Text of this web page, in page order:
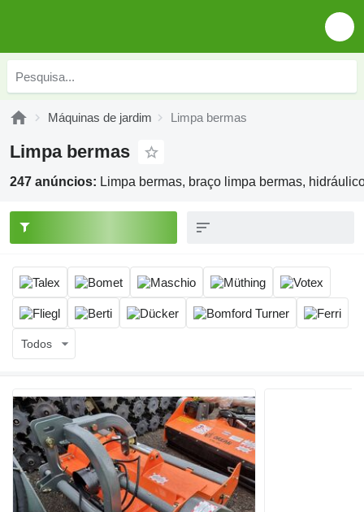
Máquinas de jardim Limpa bermas
Limpa bermas
247 anúncios: Limpa bermas, braço limpa bermas,
Todos